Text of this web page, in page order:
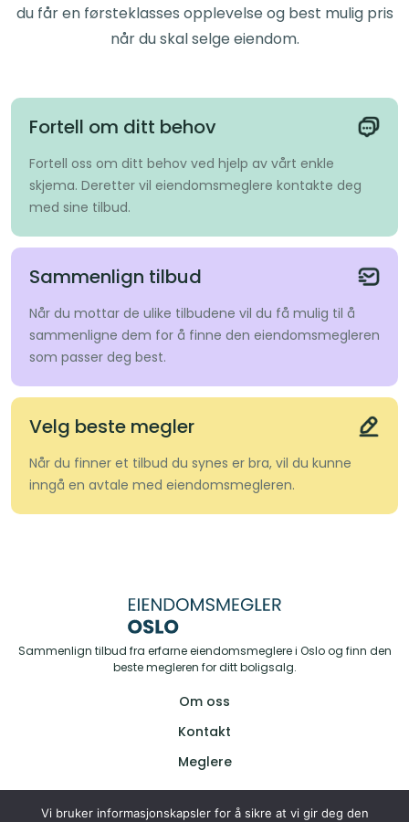
du får en førsteklasses opplevelse og best mulig pris
når du skal selge eiendom.
Fortell om ditt behov
Fortell oss om ditt behov ved hjelp av vårt enkle
skjema. Deretter vil eiendomsmeglere kontakte deg
med sine tilbud.
Sammenlign tilbud
Når du mottar de ulike tilbudene vil du få mulig til å
sammenligne dem for å finne den eiendomsmegleren
som passer deg best.
Velg beste megler
Når du finner et tilbud du synes er bra, vil du kunne
inngå en avtale med eiendomsmegleren.
Sammenlign tilbud fra erfarne eiendomsmeglere i Oslo og finn den
beste megleren for ditt boligsalg.
Om oss
Kontakt
Meglere
Vi bruker informasjonskapsler for å sikre at vi gir deg den